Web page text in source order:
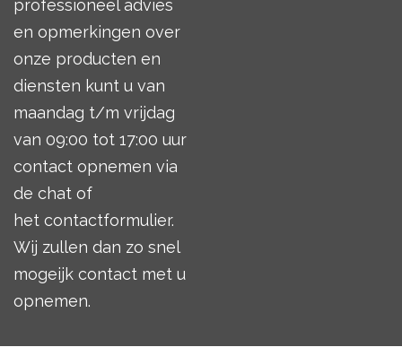
professioneel advies
en opmerkingen over
onze producten en
diensten kunt u van
maandag t/m vrijdag
van 09:00 tot 17:00 uur
contact opnemen via
de chat of
het contactformulier.
Wij zullen dan zo snel
mogeijk contact met u
opnemen.